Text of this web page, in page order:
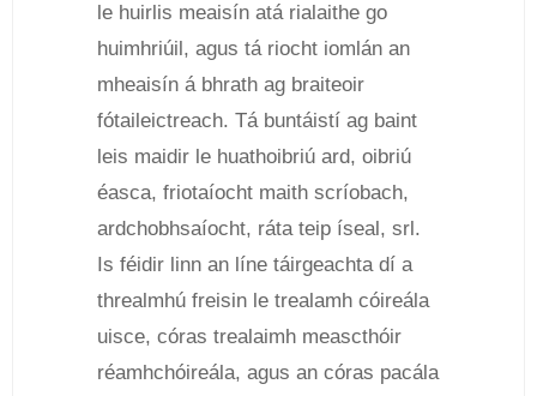
le huirlis meaisín atá rialaithe go
huimhriúil, agus tá riocht iomlán an
mheaisín á bhrath ag braiteoir
fótaileictreach. Tá buntáistí ag baint
leis maidir le huathoibriú ard, oibriú
éasca, friotaíocht maith scríobach,
ardchobhsaíocht, ráta teip íseal, srl.
Is féidir linn an líne táirgeachta dí a
threalmhú freisin le trealamh cóireála
uisce, córas trealaimh meascthóir
réamhchóireála, agus an córas pacála